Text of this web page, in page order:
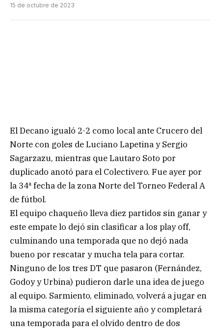
15 de octubre de 2023
El Decano igualó 2-2 como local ante Crucero del
Norte con goles de Luciano Lapetina y Sergio
Sagarzazu, mientras que Lautaro Soto por
duplicado anotó para el Colectivero. Fue ayer por
la 34ª fecha de la zona Norte del Torneo Federal A
de fútbol.
El equipo chaqueño lleva diez partidos sin ganar y
este empate lo dejó sin clasificar a los play off,
culminando una temporada que no dejó nada
bueno por rescatar y mucha tela para cortar.
Ninguno de los tres DT que pasaron (Fernández,
Godoy y Urbina) pudieron darle una idea de juego
al equipo. Sarmiento, eliminado, volverá a jugar en
la misma categoría el siguiente año y completará
una temporada para el olvido dentro de dos